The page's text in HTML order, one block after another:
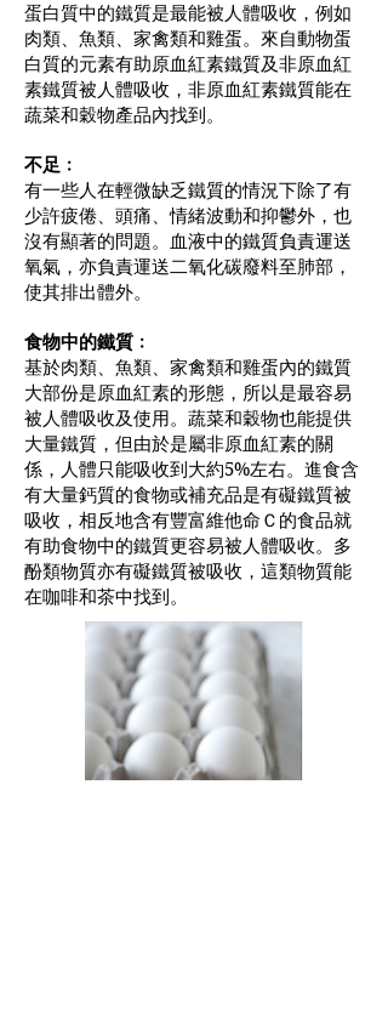
蛋白質中的鐵質是最能被人體吸收，例如
肉類、魚類、家禽類和雞蛋。來自動物蛋
白質的元素有助原血紅素鐵質及非原血紅
素鐵質被人體吸收，非原血紅素鐵質能在
蔬菜和穀物產品內找到。
不足﹕
有一些人在輕微缺乏鐵質的情況下除了有
少許疲倦、頭痛、情緒波動和抑鬱外，也
沒有顯著的問題。血液中的鐵質負責運送
氧氣，亦負責運送二氧化碳廢料至肺部，
使其排出體外。
食物中的鐵質﹕
基於肉類、魚類、家禽類和雞蛋內的鐵質
大部份是原血紅素的形態，所以是最容易
被人體吸收及使用。蔬菜和穀物也能提供
大量鐵質，但由於是屬非原血紅素的關
係，人體只能吸收到大約5%左右。進食含
有大量鈣質的食物或補充品是有礙鐵質被
吸收，相反地含有豐富維他命Ｃ的食品就
有助食物中的鐵質更容易被人體吸收。多
酚類物質亦有礙鐵質被吸收，這類物質能
在咖啡和茶中找到。